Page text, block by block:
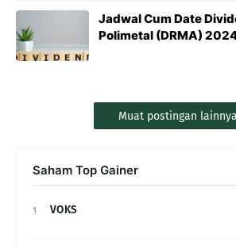
Jadwal Cum Date
Polimetal (DRMA)
Muat postingan lainnya
Saham Top Gainer
1 VOKS